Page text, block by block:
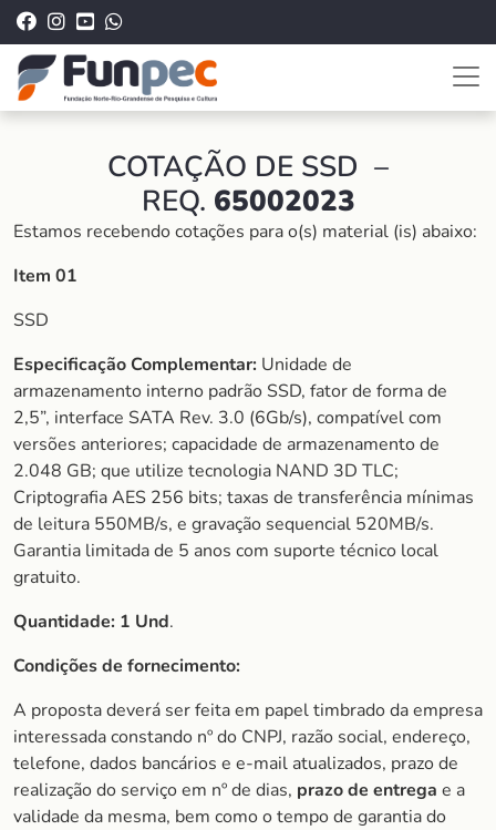
COTAÇÃO DE SSD –
REQ. 65002023
Estamos recebendo cotações para o(s) material (is) abaixo:
Item 01
SSD
Especificação Complementar: Unidade de
armazenamento interno padrão SSD, fator de forma de
2,5”, interface SATA Rev. 3.0 (6Gb/s), compatível com
versões anteriores; capacidade de armazenamento de
2.048 GB; que utilize tecnologia NAND 3D TLC;
Criptografia AES 256 bits; taxas de transferência mínimas
de leitura 550MB/s, e gravação sequencial 520MB/s.
Garantia limitada de 5 anos com suporte técnico local
gratuito.
Quantidade: 1 Und.
Condições de fornecimento:
A proposta deverá ser feita em papel timbrado da empresa
interessada constando nº do CNPJ, razão social, endereço,
telefone, dados bancários e e-mail atualizados, prazo de
realização do serviço em nº de dias, prazo de entrega e a
validade da mesma, bem como o tempo de garantia do